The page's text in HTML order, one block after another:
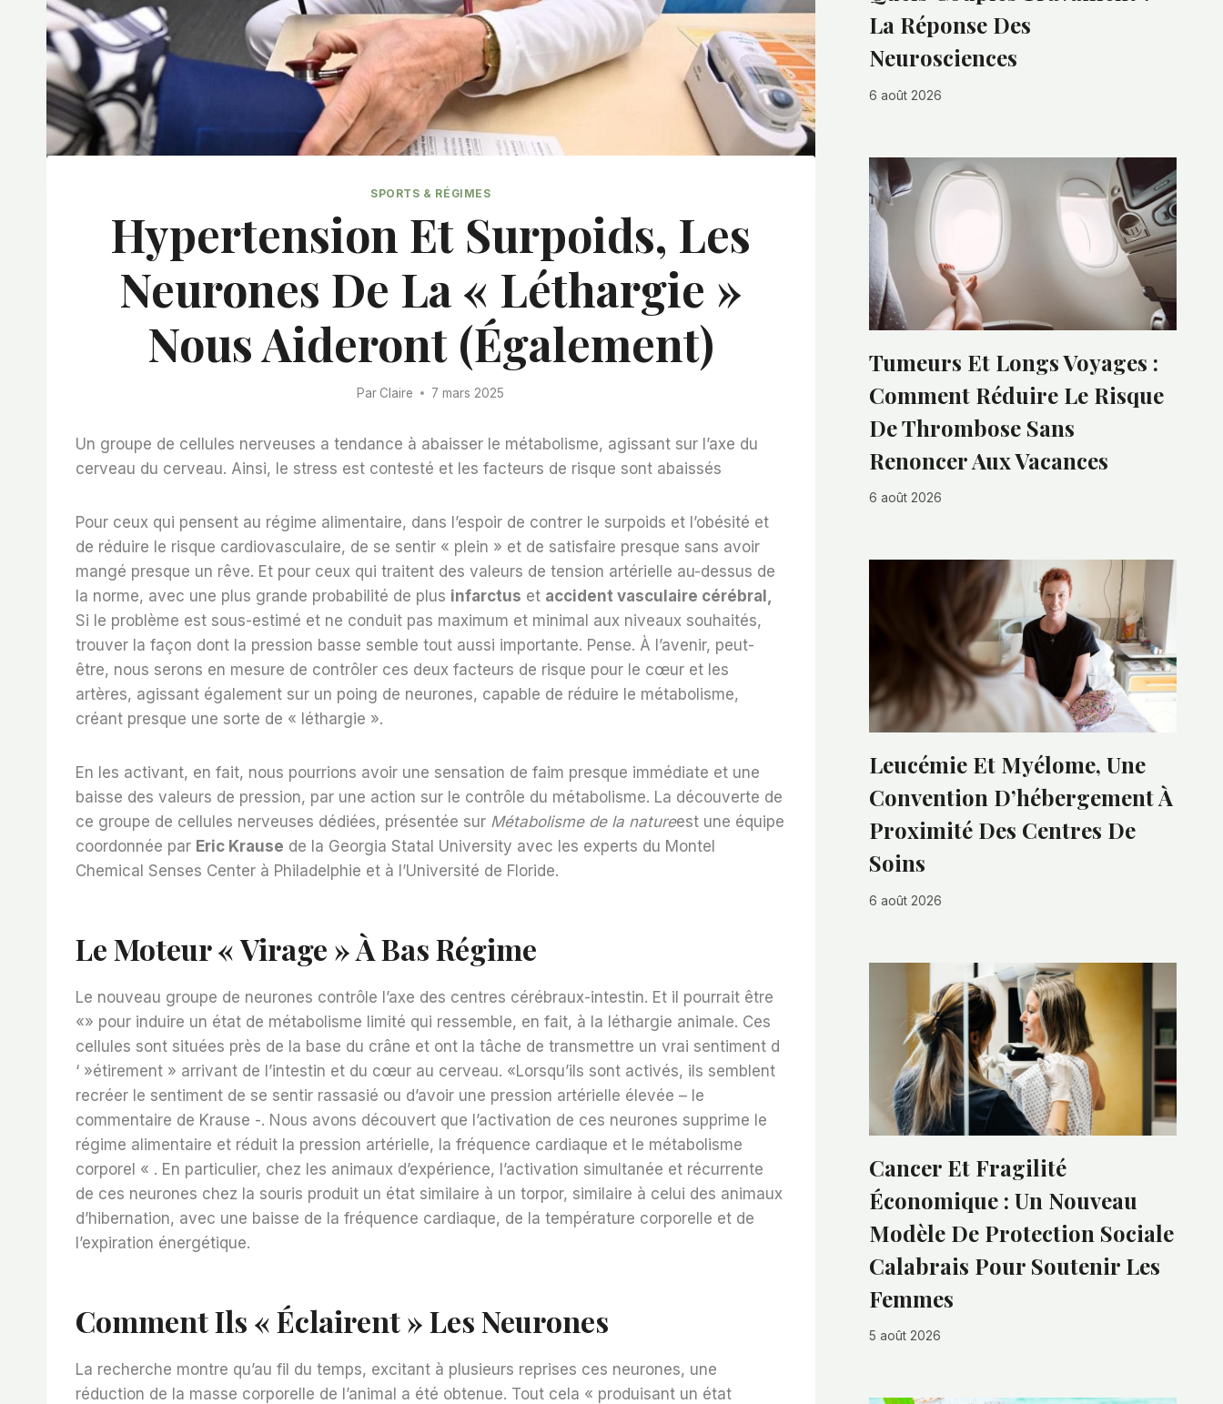
SPORTS & RÉGIMES
Hypertension Et Surpoids, Les
Neurones De La « Léthargie »
Nous Aideront (également)
Par Claire 7 mars 2025
Un groupe de cellules nerveuses a tendance à abaisser le métabolisme, agissant sur l’axe du
cerveau du cerveau. Ainsi, le stress est contesté et les facteurs de risque sont abaissés
Pour ceux qui pensent au régime alimentaire, dans l’espoir de contrer le surpoids et l’obésité et
de réduire le risque cardiovasculaire, de se sentir « plein » et de satisfaire presque sans avoir
mangé presque un rêve. Et pour ceux qui traitent des valeurs de tension artérielle au-dessus de
la norme, avec une plus grande probabilité de plus infarctus et accident vasculaire cérébral,
Si le problème est sous-estimé et ne conduit pas maximum et minimal aux niveaux souhaités,
trouver la façon dont la pression basse semble tout aussi importante. Pense. À l’avenir, peut-
être, nous serons en mesure de contrôler ces deux facteurs de risque pour le cœur et les
artères, agissant également sur un poing de neurones, capable de réduire le métabolisme,
créant presque une sorte de « léthargie ».
En les activant, en fait, nous pourrions avoir une sensation de faim presque immédiate et une
baisse des valeurs de pression, par une action sur le contrôle du métabolisme. La découverte de
ce groupe de cellules nerveuses dédiées, présentée sur Métabolisme de la natureest une équipe
coordonnée par Eric Krause de la Georgia Statal University avec les experts du Montel
Chemical Senses Center à Philadelphie et à l’Université de Floride.
Le Moteur « Virage » À Bas Régime
Le nouveau groupe de neurones contrôle l’axe des centres cérébraux-intestin. Et il pourrait être
«» pour induire un état de métabolisme limité qui ressemble, en fait, à la léthargie animale. Ces
cellules sont situées près de la base du crâne et ont la tâche de transmettre un vrai sentiment d
‘ »étirement » arrivant de l’intestin et du cœur au cerveau. «Lorsqu’ils sont activés, ils semblent
recréer le sentiment de se sentir rassasié ou d’avoir une pression artérielle élevée – le
commentaire de Krause -. Nous avons découvert que l’activation de ces neurones supprime le
régime alimentaire et réduit la pression artérielle, la fréquence cardiaque et le métabolisme
corporel « . En particulier, chez les animaux d’expérience, l’activation simultanée et récurrente
de ces neurones chez la souris produit un état similaire à un torpor, similaire à celui des animaux
d’hibernation, avec une baisse de la fréquence cardiaque, de la température corporelle et de
l’expiration énergétique.
Comment Ils « Éclairent » Les Neurones
La recherche montre qu’au fil du temps, excitant à plusieurs reprises ces neurones, une
réduction de la masse corporelle de l’animal a été obtenue. Tout cela « produisant un état
La Réponse Des
Neurosciences
6 août 2026
Tumeurs Et Longs Voyages :
Comment Réduire Le Risque
De Thrombose Sans
Renoncer Aux Vacances
6 août 2026
Leucémie Et Myélome, Une
Convention D’hébergement À
Proximité Des Centres De
Soins
6 août 2026
Cancer Et Fragilité
Économique : Un Nouveau
Modèle De Protection Sociale
Calabrais Pour Soutenir Les
Femmes
5 août 2026